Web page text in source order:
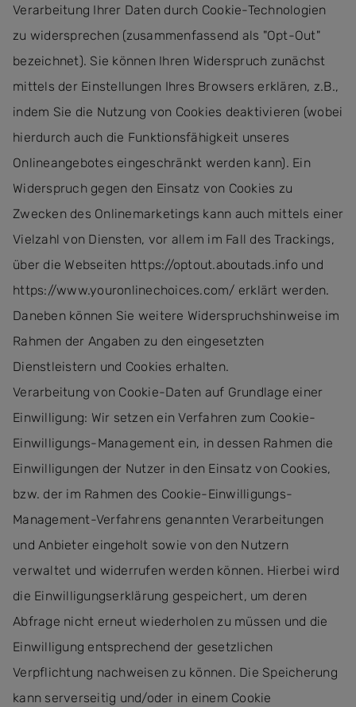
Verarbeitung Ihrer Daten durch Cookie-Technologien
zu widersprechen (zusammenfassend als "Opt-Out"
bezeichnet). Sie können Ihren Widerspruch zunächst
mittels der Einstellungen Ihres Browsers erklären, z.B.,
indem Sie die Nutzung von Cookies deaktivieren (wobei
hierdurch auch die Funktionsfähigkeit unseres
Onlineangebotes eingeschränkt werden kann). Ein
Widerspruch gegen den Einsatz von Cookies zu
Zwecken des Onlinemarketings kann auch mittels einer
Vielzahl von Diensten, vor allem im Fall des Trackings,
über die Webseiten https://optout.aboutads.info und
https://www.youronlinechoices.com/ erklärt werden.
Daneben können Sie weitere Widerspruchshinweise im
Rahmen der Angaben zu den eingesetzten
Dienstleistern und Cookies erhalten.
Verarbeitung von Cookie-Daten auf Grundlage einer
Einwilligung: Wir setzen ein Verfahren zum Cookie-
Einwilligungs-Management ein, in dessen Rahmen die
Einwilligungen der Nutzer in den Einsatz von Cookies,
bzw. der im Rahmen des Cookie-Einwilligungs-
Management-Verfahrens genannten Verarbeitungen
und Anbieter eingeholt sowie von den Nutzern
verwaltet und widerrufen werden können. Hierbei wird
die Einwilligungserklärung gespeichert, um deren
Abfrage nicht erneut wiederholen zu müssen und die
Einwilligung entsprechend der gesetzlichen
Verpflichtung nachweisen zu können. Die Speicherung
kann serverseitig und/oder in einem Cookie